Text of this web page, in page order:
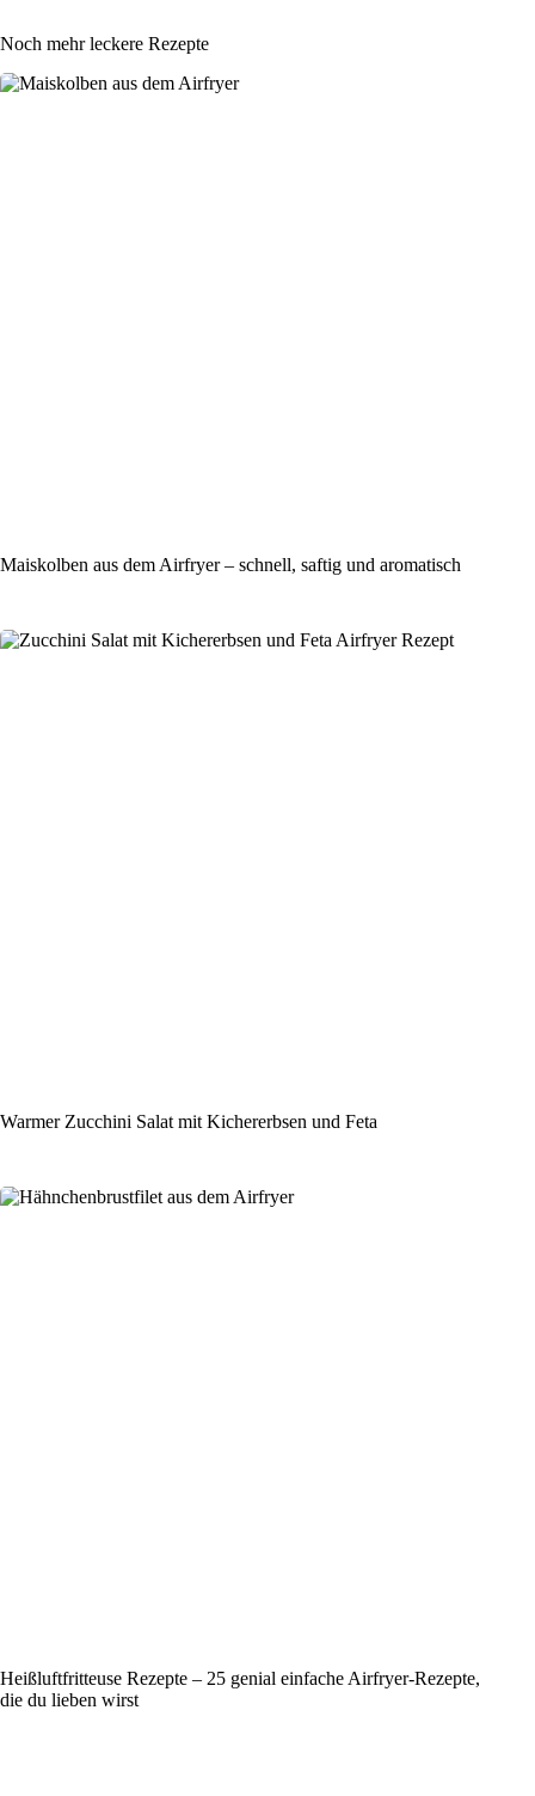
Noch mehr leckere Rezepte
Maiskolben aus dem Airfryer – schnell, saftig und aromatisch
Warmer Zucchini Salat mit Kichererbsen und Feta
Heißluftfritteuse Rezepte – 25 genial einfache Airfryer-Rezepte,
die du lieben wirst